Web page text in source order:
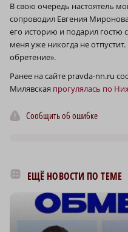
В свою очередь настоятель
сопроводил Евгения
его историю и подарил гостю
меня уже никогда не
обретение».
Ранее на сайте pravda-nn.ru
Милявская прогулялась по
Сообщить об ошибке
ЕЩЁ НОВОСТИ ПО ТЕМЕ